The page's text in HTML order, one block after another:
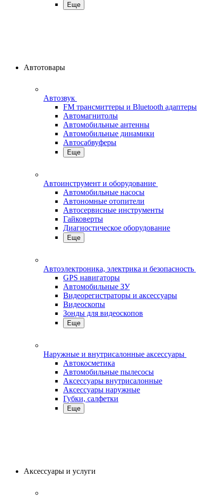
Еще
Автотовары
Автозвук
FM трансмиттеры и Bluetooth адаптеры
Автомагнитолы
Автомобильные антенны
Автомобильные динамики
Автосабвуферы
Еще
Автоинструмент и оборудование
Автомобильные насосы
Автономные отопители
Автосервисные инструменты
Гайковерты
Диагностическое оборудование
Еще
Автоэлектроника, электрика и безопасность
GPS навигаторы
Автомобильные ЗУ
Видеорегистраторы и аксессуары
Видеоскопы
Зонды для видеоскопов
Еще
Наружные и внутрисалонные аксессуары
Автокосметика
Автомобильные пылесосы
Аксесcуары внутрисалонные
Аксессуары наружные
Губки, салфетки
Еще
Аксессуары и услуги